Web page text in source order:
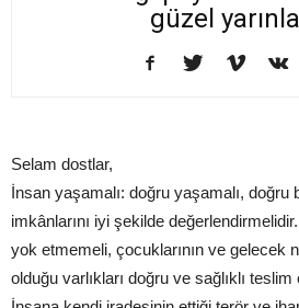
güzel
Selam dostlar,
İnsan yaşamalı: doğru yaşamalı, doğru
imkânlarını iyi şekilde
yok etmemeli, çocuklarının ve gelecek
olduğu varlıkları doğru ve sağlıklı teslim